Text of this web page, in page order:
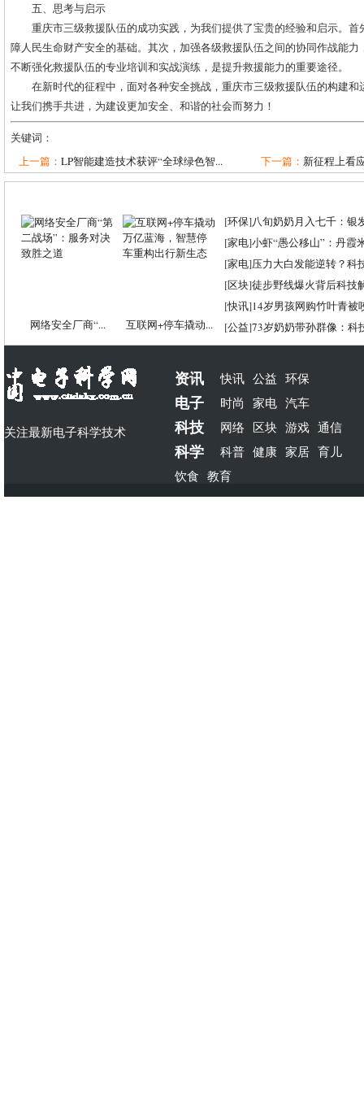
五、思考与启示
重庆市三级救援队伍的成功实践，为我们提供了宝贵的经验和启示。
障人民生命财产安全的基础。其次，加强各级救援队伍之间的协同作战能
不断强化救援队伍的专业培训和实战演练，是提升救援能力的重要途径。
在新时代的征程中，面对各种安全挑战，重庆市三级救援队伍的构建
让我们携手共进，为建设更加安全、和谐的社会而努力！
关键词：
上一篇： LP智能建造技术获评“全球绿色智... 下一篇： 新征程上看
网络安全厂商“... 互联网+停车撬动...
[环保]八旬奶奶月入七千：银
[家电]小虾“愚公移山”：丹霞
[家电]压力大白发能逆转？科
[区块]徒步野线爆火背后科技
[快讯]14岁男孩网购竹叶青被
[公益]73岁奶奶带孙群像：科
关注最新电子科学技术
资讯 快讯 公益 环保
电子 时尚 家电 汽车
科技 网络 区块 游戏 通信
科学 科普 健康 家居 育儿
饮食 教育